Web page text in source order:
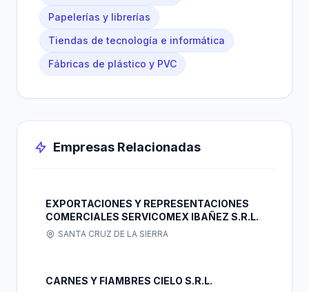
Papelerías y librerías
Tiendas de tecnología e informática
Fábricas de plástico y PVC
Empresas Relacionadas
EXPORTACIONES Y REPRESENTACIONES
COMERCIALES SERVICOMEX IBAÑEZ S.R.L.
SANTA CRUZ DE LA SIERRA
CARNES Y FIAMBRES CIELO S.R.L.